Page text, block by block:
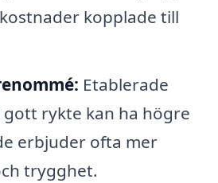
kopplade till
Etablerade
rykte kan ha högre
erbjuder ofta mer
trygghet.